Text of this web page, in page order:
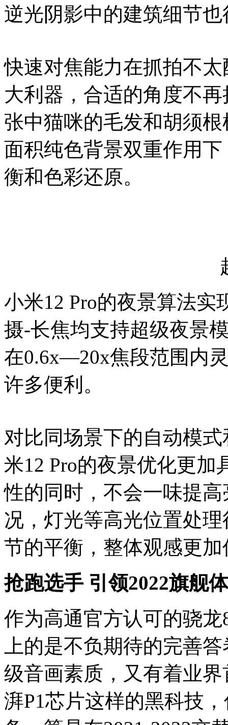
逆光阴影中的建筑细节
快速对焦能力在抓拍不
大利器，合适的角度不
张中猫咪的毛发和胡须
面积纯色背景双重作用
衡和色彩还原。
小米12 Pro的夜景算法
摄-长焦均支持超级夜景
在0.6x—20x焦段范围内
许多便利。
对比同场景下的自动模
米12 Pro的夜景优化更
性的同时，不会一味提
况，灯光等高光位置处
节的平衡，整体观感更加
抢跑选手 引领2022旗舰
作为高通官方认可的骁龙
上的是不负期待的完善
级音画素质，又有着业
湃P1芯片这样的黑科技